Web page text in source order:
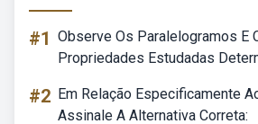
#1 Observe Os Paralelogramos E
Propriedades Estudadas
#2 Em Relação Especificamente
Assinale A Alternativa Correta: